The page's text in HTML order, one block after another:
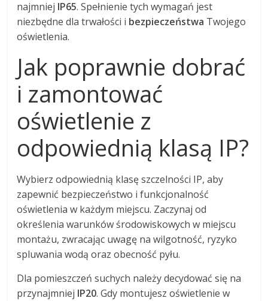
najmniej IP65. Spełnienie tych wymagań jest
niezbędne dla trwałości i bezpieczeństwa Twojego
oświetlenia.
Jak poprawnie dobrać
i zamontować
oświetlenie z
odpowiednią klasą IP?
Wybierz odpowiednią klasę szczelności IP, aby
zapewnić bezpieczeństwo i funkcjonalność
oświetlenia w każdym miejscu. Zaczynaj od
określenia warunków środowiskowych w miejscu
montażu, zwracając uwagę na wilgotność, ryzyko
spluwania wodą oraz obecność pyłu.
Dla pomieszczeń suchych należy decydować się na
przynajmniej IP20. Gdy montujesz oświetlenie w